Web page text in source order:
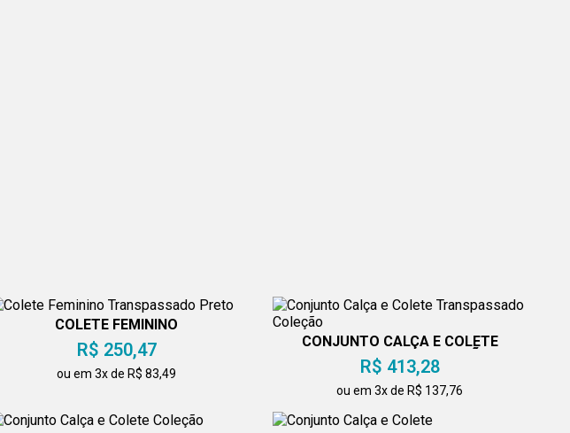
COLETE FEMININO
TRANSPASSADO PRETO
R$ 250,47
ou em 3x de R$ 83,49
CONJUNTO CALÇA E COLETE
TRANSPASSADO COLEÇÃO
R$ 413,28
ou em 3x de R$ 137,76